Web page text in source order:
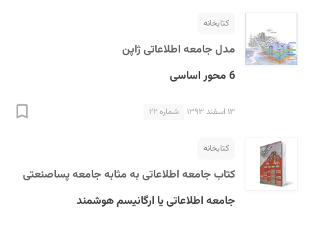
کتابخانه
مدل جامعه اطلاعاتی ژاپن
6 محور اساسی
۱۳ اسفند ۱۳۹۳ شماره ۲۲
کتابخانه
کتاب جامعه اطلاعاتی به مثابه جامعه پساصنعتی
جامعه اطلاعاتی یا ارگانیسم هوشمند